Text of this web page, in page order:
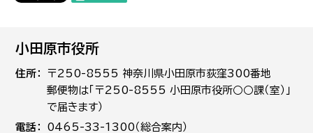
小田原市役所
住所
〒250-8555 神奈川県小田原市荻窪300番地
郵便物は「〒250-8555 小田原市役所○○課（室）」
で届きます）
電話
0465-33-1300（総合案内）